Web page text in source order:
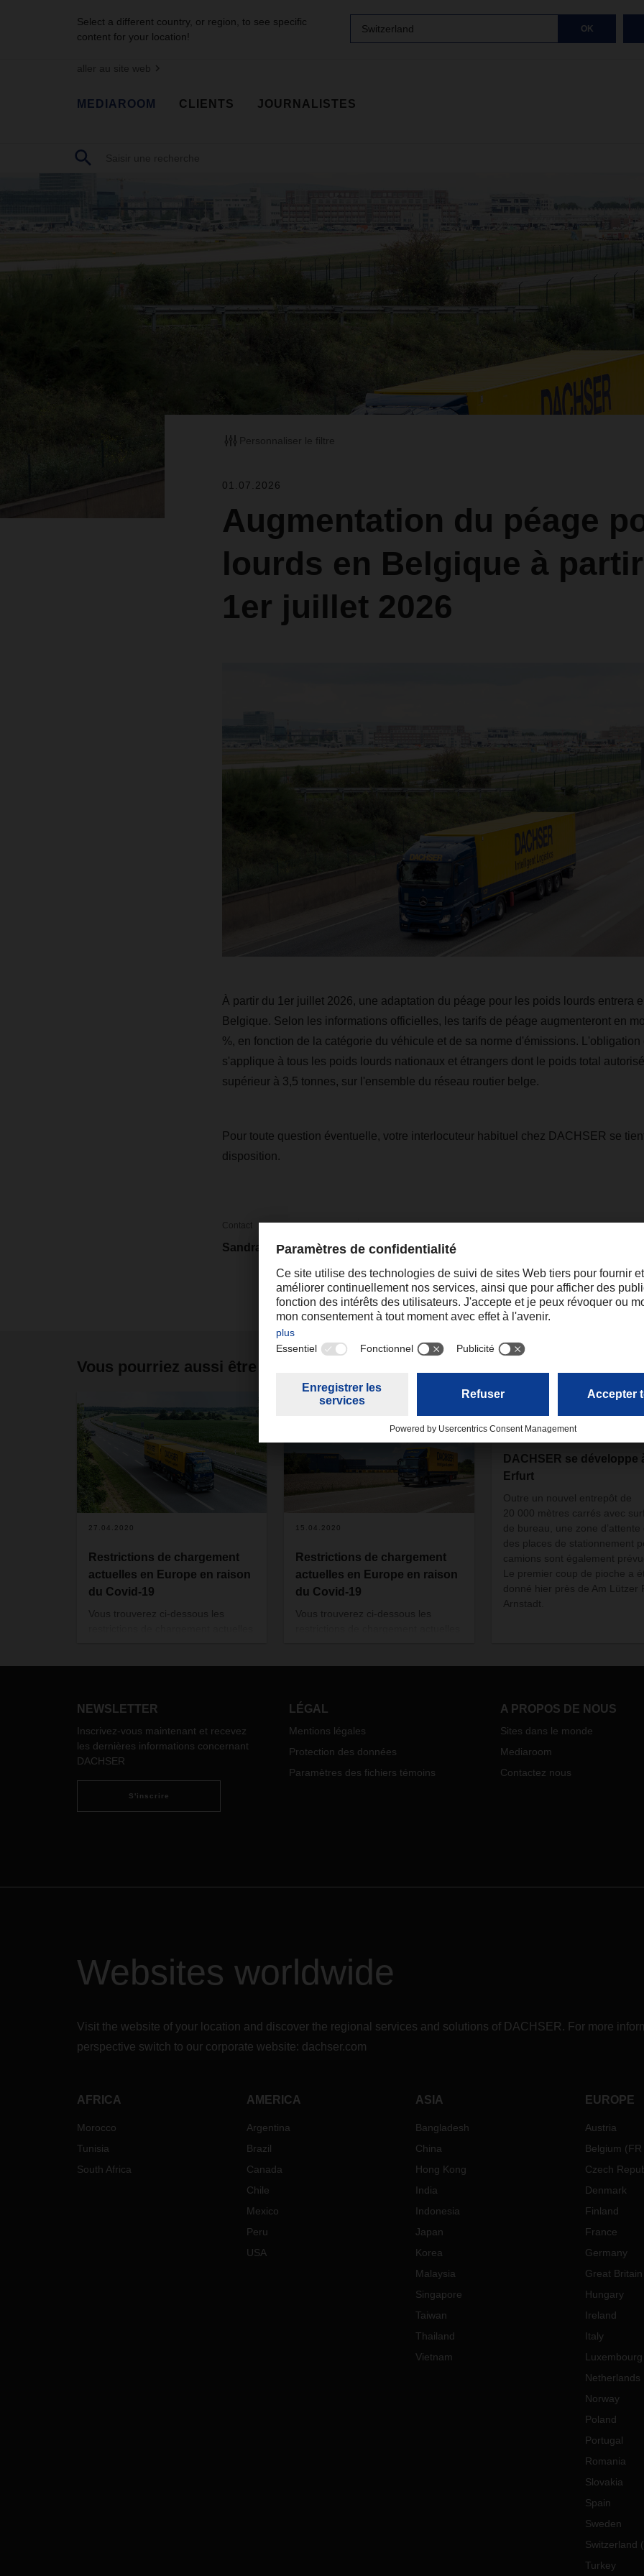
Select a different country, or region, to see specific
content for your location!
Switzerland OK
aller au site web
MEDIAROOM CLIENTS JOURNALISTES
Personnaliser le filtre
01.07.2026
Augmentation du péage
lourds en Belgique à
1er juillet 2026
À partir du 1er juillet 2026, une adaptation du péage pour les poids lourds entrera
Belgique. Selon les informations officielles, les tarifs de péage augmenteront en
%, en fonction de la catégorie du véhicule et de sa norme d'émissions. L'obligation
s'applique à tous les poids lourds nationaux et étrangers dont le poids total
supérieur à 3,5 tonnes, sur l'ensemble du réseau routier belge.
Pour toute question éventuelle, votre interlocuteur habituel chez DACHSER se
disposition.
Contact
Sandra Pereira Leal sandra.pereiraleal@dachser.com
Vous pourriez aussi être intéressé par
27.04.2020
Restrictions de chargement
actuelles en Europe en raison
du Covid-19
Vous trouverez ci-dessous les
exclus de ces restrictions.
15.04.2020
Restrictions de chargement
actuelles en Europe en raison
du Covid-19
Vous trouverez ci-dessous les
exclus de ces restrictions.
12.05.2020
DACHSER se développe
Erfurt
Outre un nouvel entrepôt de
20 000 mètres carrés avec
de bureau, une zone d’attente
des places de stationnement
camions sont également
Le premier coup de pioche a
donné hier près de Am Lützer
Arnstadt.
NEWSLETTER
Inscrivez-vous maintenant et recevez
les dernières informations concernant
DACHSER
S'inscrire
LÉGAL
Mentions légales
Protection des données
Paramètres des fichiers témoins
A PROPOS DE NOUS
Sites dans le monde
Mediaroom
Contactez nous
Websites worldwide
Visit the website of your location and discover the regional services and solutions of DACHSER. For more
perspective switch to our corporate website: dachser.com
AFRICA
Morocco
Tunisia
South Africa
AMERICA
Argentina
Brazil
Canada
Chile
Mexico
Peru
USA
ASIA
Bangladesh
China
Hong Kong
India
Indonesia
Japan
Korea
Malaysia
Singapore
Taiwan
Thailand
Vietnam
EUROPE
Austria
Belgium (FR
Czech
Denmark
Finland
France
Germany
Great Britain
Hungary
Ireland
Italy
Luxembourg
Netherlands
Norway
Poland
Portugal
Romania
Slovakia
Spain
Sweden
Switzerland (
Turkey